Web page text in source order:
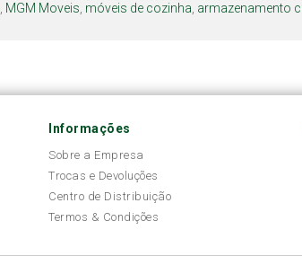
MGM Moveis móveis de cozinha armazenamento
Informações
Sobre a Empresa
Trocas e Devoluções
Centro de Distribuição
Termos & Condições